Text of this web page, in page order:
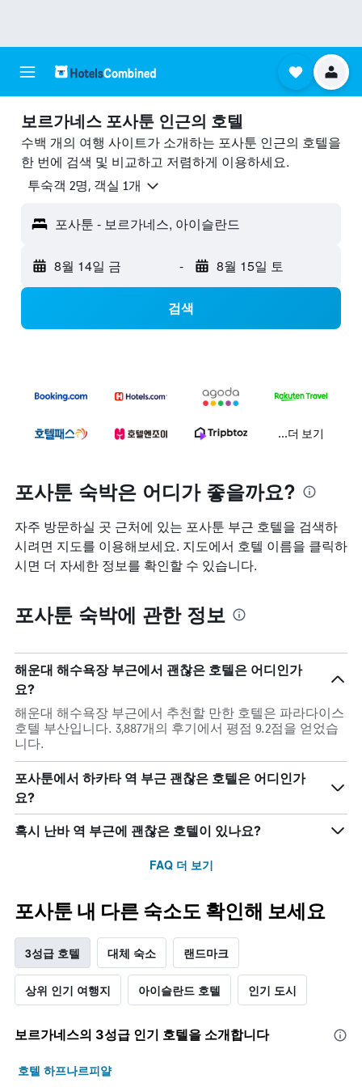
보르가네스 포사툰 ​인근의 호텔
수백 개의 여행 사이트가 소개하는 포사툰 인근의 호텔을
한 번에 검색 및 비교하고 저렴하게 이용하세요.
​투숙객 2​명, ​객실 1개
포사툰 - 보르가네스, 아이슬란드
8월 14일 금 - 8월 15일 토
검색
...더 보기
포사툰 숙박은 어디가 좋을까요?
자주 방문하실 곳 근처에 있는 포사툰 부근 호텔을 검색하
시려면 지도를 이용해보세요. 지도에서 호텔 이름을 클릭하
시면 더 자세한 정보를 확인할 수 있습니다.
포사툰 숙박에 관한 정보
해운대 해수욕장 부근에서 괜찮은 호텔은 어디인가
요?
해운대 해수욕장 부근에서 추천할 만한 호텔은 파라다이스
호텔 부산입니다. 3,887개의 후기에서 평점 9.2점을 얻었습
니다.
포사툰에서 하카타 역 부근 괜찮은 호텔은 어디인가
요?
혹시 난바 역 부근에 괜찮은 호텔이 있나요?
FAQ 더 보기
포사툰 내 다른 숙소도 확인해 보세요
3성급 호텔 대체 숙소 랜드마크
상위 인기 여행지 아이슬란드 호텔 인기 도시
보르가네스​의 3​성급 인기 호텔을 소개합니다
호텔 하프나르피얄